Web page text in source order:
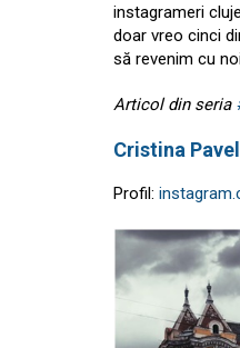
instagrameri
doar vreo cinci
să revenim cu
Articol din seria
Cristina
Profil: